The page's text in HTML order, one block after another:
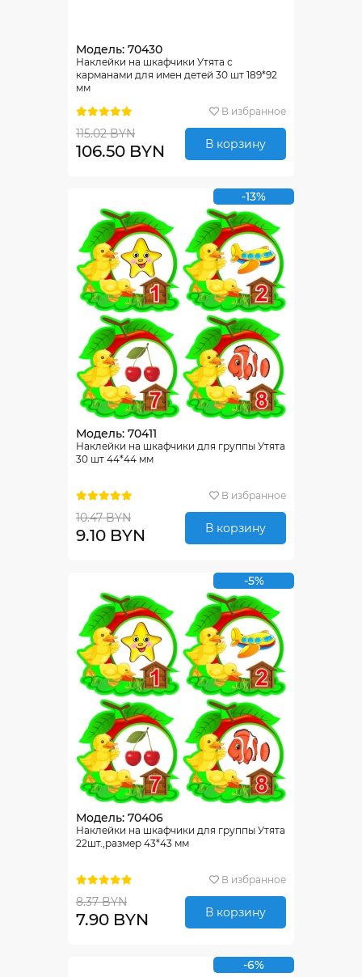
Модель: 70430
Наклейки на шкафчики Утята с
карманами для имен детей 30 шт 189*92
мм
В избранное
115.02 BYN
106.50 BYN В корзину
-13%
Модель: 70411
Наклейки на шкафчики для группы Утята
30 шт 44*44 мм
В избранное
10.47 BYN
9.10 BYN В корзину
-5%
Модель: 70406
Наклейки на шкафчики для группы Утята
22шт.,размер 43*43 мм
В избранное
8.37 BYN
7.90 BYN В корзину
-6%